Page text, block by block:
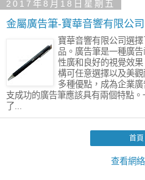
2017年8月18日星期五
金屬廣告筆-寶華音響有限公司
寶華音響有限公司選
品。廣告筆是一種廣
性廣和良好的視覺效
構可任意選擇以及美
多種優點，成為企業
支成功的廣告筆應該具有兩個特點
了...
首頁
查看網